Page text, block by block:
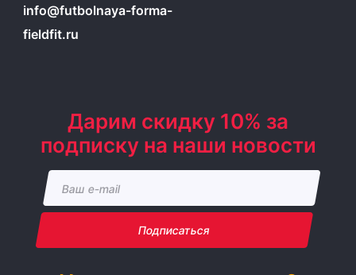
info@futbolnaya-forma-
fieldfit.ru
Дарим скидку 10% за
подписку на наши новости
Подписаться